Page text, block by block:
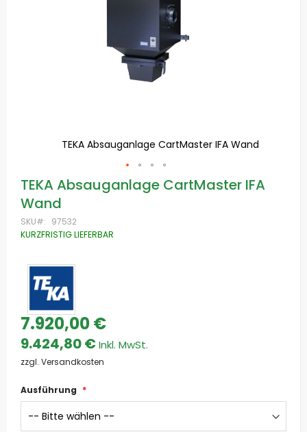
TEKA Absauganlage CartMaster IFA Wand
Zum
Anfang
der
springen
TEKA Absauganlage CartMaster IFA
Wand
SKU
97532
KURZFRISTIG LIEFERBAR
9.424,80 €
7.920,00 €
zzgl. Versandkosten
Ausführung